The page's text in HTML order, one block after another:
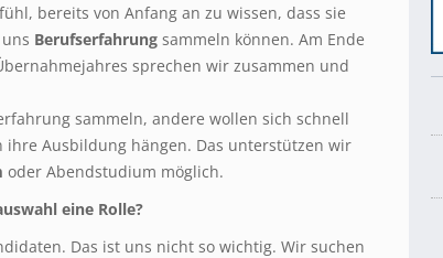
bereits von Anfang an zu wissen, dass sie
Berufserfahrung sammeln können. Am Ende
sprechen wir zusammen und
sammeln, andere wollen sich schnell
Ausbildung hängen. Das unterstützen wir
oder Abendstudium möglich.
eine Rolle?
Das ist uns nicht so wichtig. Wir suchen